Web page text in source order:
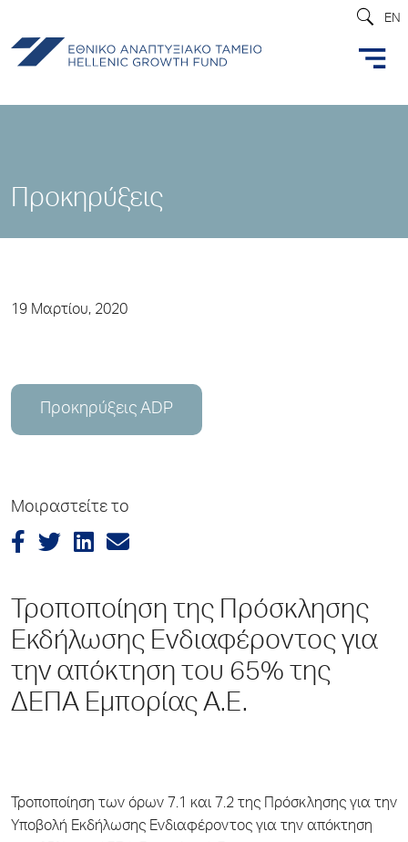
EN
Προκηρύξεις
19 Μαρτίου, 2020
Προκηρύξεις ADP
Μοιραστείτε το
Τροποποίηση της Πρόσκλησης
Εκδήλωσης Ενδιαφέροντος για
την απόκτηση του 65% της
ΔΕΠΑ Εμπορίας Α.Ε.
Τροποποίηση των όρων 7.1 και 7.2 της Πρόσκλησης για την
Υποβολή Εκδήλωσης Ενδιαφέροντος για την απόκτηση